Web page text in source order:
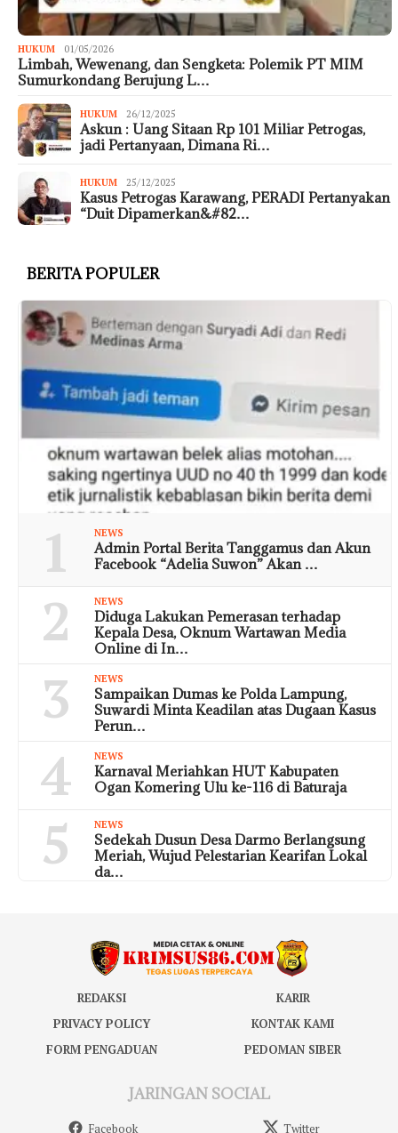
HUKUM 01/05/2026
Limbah, Wewenang, dan Sengketa: Polemik PT MIM
Sumurkondang Berujung L…
HUKUM 26/12/2025
Askun : Uang Sitaan Rp 101 Miliar Petrogas,
jadi Pertanyaan, Dimana Ri…
HUKUM 25/12/2025
Kasus Petrogas Karawang, PERADI Pertanyakan
“Duit Dipamerkan&#82…
BERITA POPULER
1 NEWS
Admin Portal Berita Tanggamus dan Akun
Facebook “Adelia Suwon” Akan …
2 NEWS
Diduga Lakukan Pemerasan terhadap
Kepala Desa, Oknum Wartawan Media
Online di In…
3 NEWS
Sampaikan Dumas ke Polda Lampung,
Suwardi Minta Keadilan atas Dugaan Kasus
Perun…
4 NEWS
Karnaval Meriahkan HUT Kabupaten
Ogan Komering Ulu ke-116 di Baturaja
5 NEWS
Sedekah Dusun Desa Darmo Berlangsung
Meriah, Wujud Pelestarian Kearifan Lokal
da…
REDAKSI
KARIR
PRIVACY POLICY
KONTAK KAMI
FORM PENGADUAN
PEDOMAN SIBER
JARINGAN SOCIAL
Facebook Twitter